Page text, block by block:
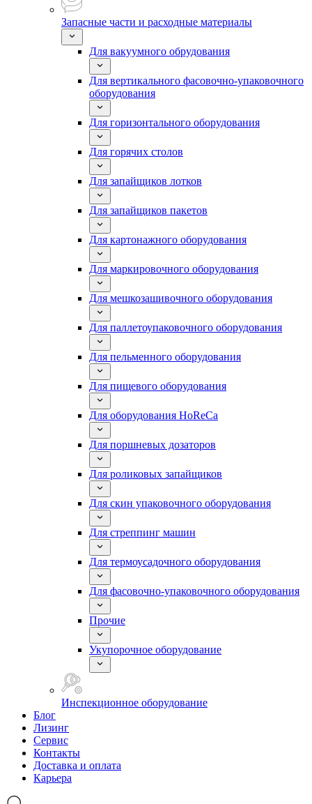
Запасные части и расходные материалы
Для вакуумного обрудования
Для вертикального фасовочно-упаковочного
оборудования
Для горизонтального оборудования
Для горячих столов
Для запайщиков лотков
Для запайщиков пакетов
Для картонажного оборудования
Для маркировочного оборудования
Для мешкозашивочного оборудования
Для паллетоупаковочного оборудования
Для пельменного оборудования
Для пищевого оборудования
Для оборудования HoReCa
Для поршневых дозаторов
Для роликовых запайщиков
Для скин упаковочного оборудования
Для стреппинг машин
Для термоусадочного оборудования
Для фасовочно-упаковочного оборудования
Прочие
Укупорочное оборудование
Инспекционное оборудование
Блог
Лизинг
Сервис
Контакты
Доставка и оплата
Карьера